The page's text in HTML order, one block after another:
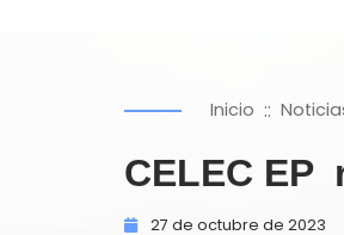
Inicio ::
CELEC EP
27 de octubre de 2023